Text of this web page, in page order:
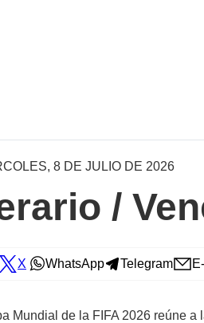
8 DE JULIO DE 2026
/
X WhatsApp Telegram
Mundial de la FIFA 2026 reúne